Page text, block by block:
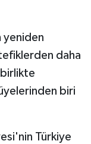
yeniden
daha
birlikte
biri
Türkiye